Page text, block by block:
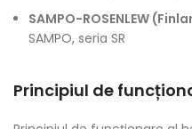
SAMPO-ROSENLEW
SAMPO, seria SR
Principiul de